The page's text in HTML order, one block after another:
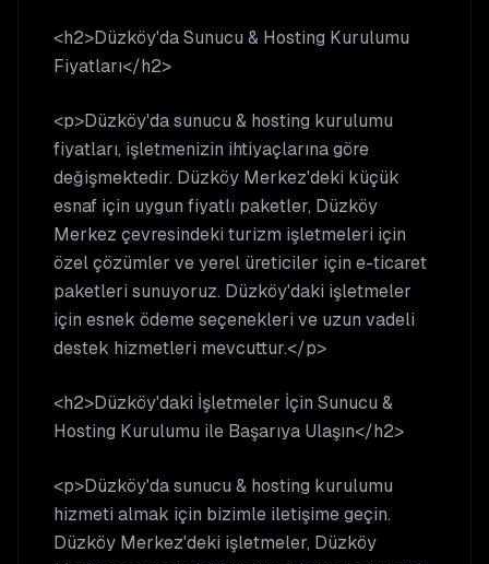
<h2>Düzköy'da Sunucu & Hosting Kurulumu
Fiyatları</h2>
<p>Düzköy'da sunucu & hosting kurulumu
fiyatları, işletmenizin ihtiyaçlarına göre
değişmektedir. Düzköy Merkez'deki küçük
esnaf için uygun fiyatlı paketler, Düzköy
Merkez çevresindeki turizm işletmeleri için
özel çözümler ve yerel üreticiler için e-ticaret
paketleri sunuyoruz. Düzköy'daki işletmeler
için esnek ödeme seçenekleri ve uzun vadeli
destek hizmetleri mevcuttur.</p>
<h2>Düzköy'daki İşletmeler İçin Sunucu &
Hosting Kurulumu ile Başarıya Ulaşın</h2>
<p>Düzköy'da sunucu & hosting kurulumu
hizmeti almak için bizimle iletişime geçin.
Düzköy Merkez'deki işletmeler, Düzköy